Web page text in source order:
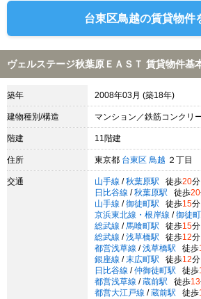
台東区鳥越の賃貸物件
ヴェルステージ秋葉原ＥＡＳＴ 賃貸物件基
築年 2008年03月 (築18年)
建物種別/構造 マンション／鉄筋コンクリ
階建 11階建
住所 東京都 台東区 鳥越 ２丁目
交通 山手線 / 秋葉原駅 徒歩20分
日比谷線 / 秋葉原駅 徒歩20
山手線 / 御徒町駅 徒歩15分
京浜東北線・根岸線 / 御徒
総武線 / 馬喰町駅 徒歩15分
総武線 / 浅草橋駅 徒歩12分
都営浅草線 / 浅草橋駅 徒歩
銀座線 / 末広町駅 徒歩12分
日比谷線 / 仲御徒町駅 徒歩
都営浅草線 / 蔵前駅 徒歩13
都営大江戸線 / 蔵前駅 徒歩